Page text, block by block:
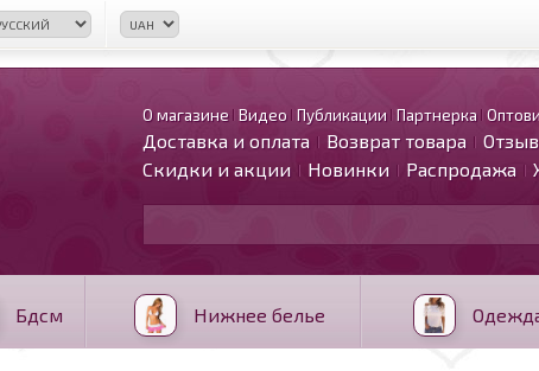
О магазине Видео Публикации Партнерка
Доставка и оплата Возврат товара
Скидки и акции
Новинки Распродажа
Бдсм Нижнее белье